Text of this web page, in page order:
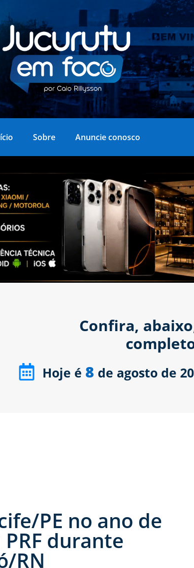
Sobre Anuncie conosco
Confira,
Hoje é 8 de agosto de
PE no ano de
durante
RN